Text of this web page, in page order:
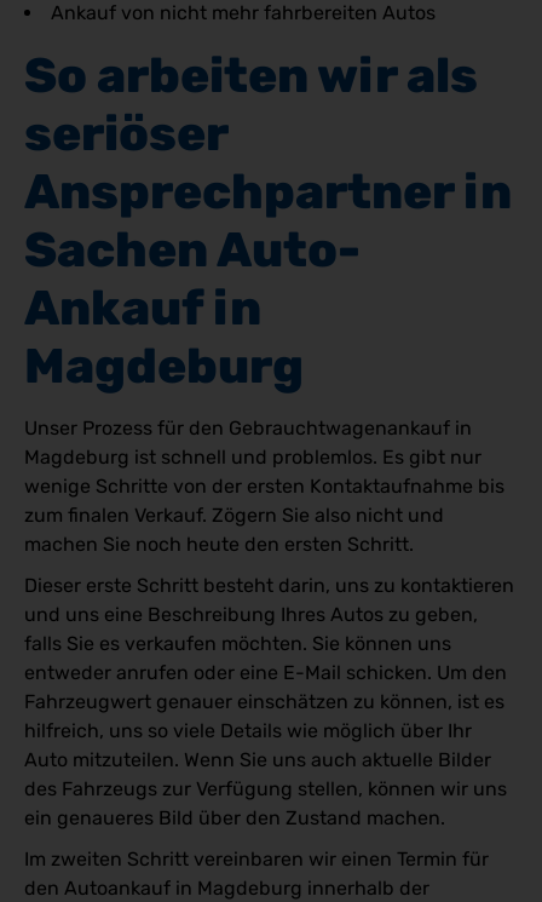
Ankauf von nicht mehr fahrbereiten Autos
So arbeiten wir als
seriöser
Ansprechpartner in
Sachen Auto-
Ankauf in
Magdeburg
Unser Prozess für den Gebrauchtwagenankauf in
Magdeburg ist schnell und problemlos. Es gibt nur
wenige Schritte von der ersten Kontaktaufnahme bis
zum finalen Verkauf. Zögern Sie also nicht und
machen Sie noch heute den ersten Schritt.
Dieser erste Schritt besteht darin, uns zu kontaktieren
und uns eine Beschreibung Ihres Autos zu geben,
falls Sie es verkaufen möchten. Sie können uns
entweder anrufen oder eine E-Mail schicken. Um den
Fahrzeugwert genauer einschätzen zu können, ist es
hilfreich, uns so viele Details wie möglich über Ihr
Auto mitzuteilen. Wenn Sie uns auch aktuelle Bilder
des Fahrzeugs zur Verfügung stellen, können wir uns
ein genaueres Bild über den Zustand machen.
Im zweiten Schritt vereinbaren wir einen Termin für
den Autoankauf in Magdeburg innerhalb der